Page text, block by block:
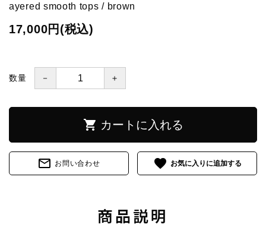
ayered smooth tops / brown
17,000円(税込)
数量 － ＋
shopping_cart カートに入れる
mail_outline お問い合わせ favorite
商品説明